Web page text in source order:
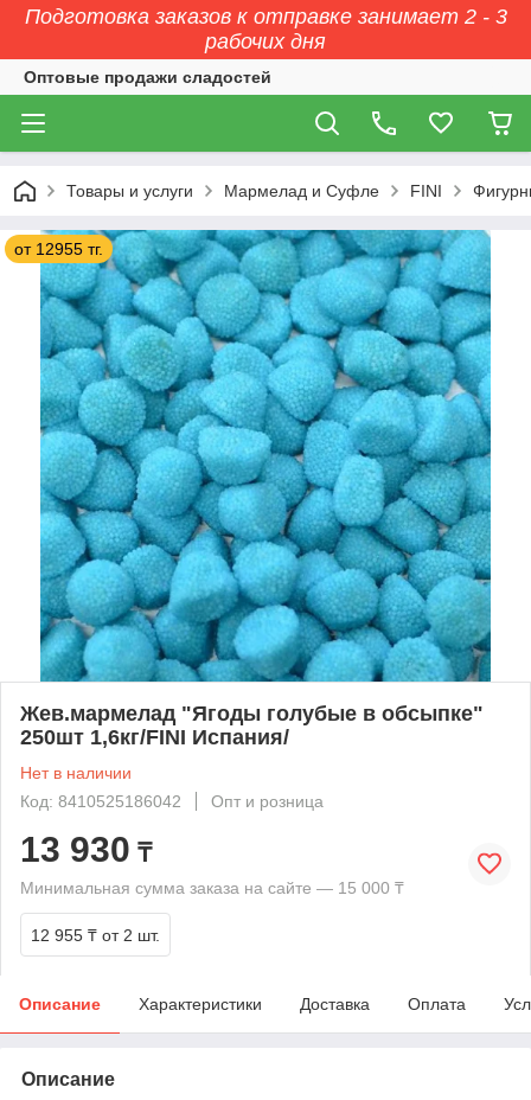
Подготовка заказов к отправке занимает 2 - 3
рабочих дня
Оптовые продажи сладостей
Товары и услуги Мармелад и Суфле FINI
от 12955 тг.
Жев.мармелад "Ягоды голубые в обсыпке"
250шт 1,6кг/FINI Испания/
Нет в наличии
Код: 8410525186042
Опт и розница
13 930 ₸
Минимальная сумма заказа на сайте — 15 000 ₸
12 955 ₸ от 2 шт.
Описание Характеристики Доставка Оплата
Описание